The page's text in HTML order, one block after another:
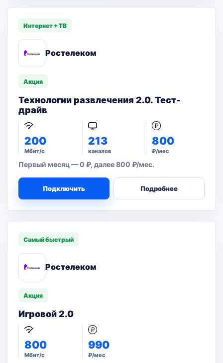
Интернет + ТВ
Ростелеком
Акция
Технологии развлечения 2.0. Тест-
драйв
200
Мбит/с
213
каналов
800
₽/мес
Первый месяц — 0 ₽, далее 800 ₽/мес.
Подключить Подробнее
Самый быстрый
Ростелеком
Акция
Игровой 2.0
800
Мбит/с
990
₽/мес